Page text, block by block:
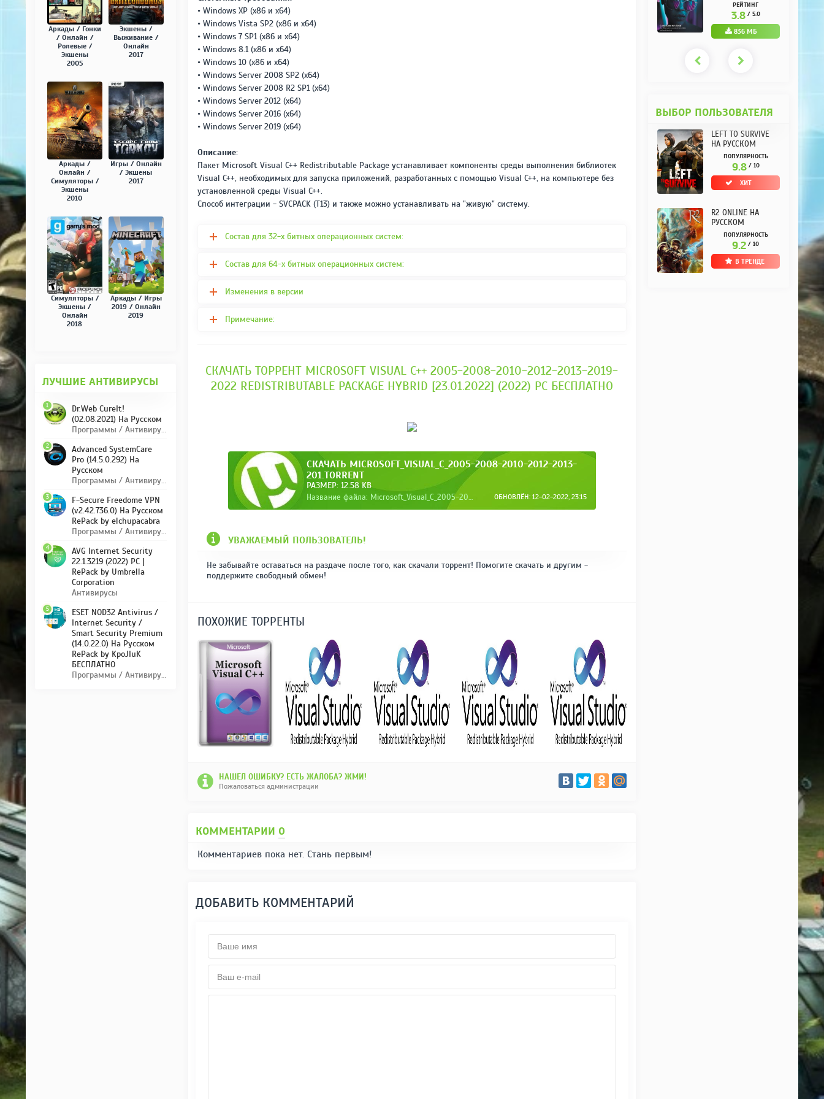
• Windows XP (x86 и x64)
• Windows Vista SP2 (x86 и x64)
• Windows 7 SP1 (x86 и x64)
• Windows 8.1 (x86 и x64)
• Windows 10 (x86 и x64)
• Windows Server 2008 SP2 (x64)
• Windows Server 2008 R2 SP1 (x64)
• Windows Server 2012 (x64)
• Windows Server 2016 (x64)
• Windows Server 2019 (x64)
Описание:
Пакет Microsoft Visual C++ Redistributable Package устанавливает компоненты среды выполнения библиотек
Visual C++, необходимых для запуска приложений, разработанных с помощью Visual C++, на компьютере без
установленной среды Visual C++.
Способ интеграции - SVCPACK (T13) и также можно устанавливать на "живую" систему.
Состав для 32-х битных операционных систем:
Состав для 64-х битных операционных систем:
Изменения в версии
Примечание:
СКАЧАТЬ ТОРРЕНТ MICROSOFT VISUAL C++ 2005-2008-2010-2012-2013-2019-
2022 REDISTRIBUTABLE PACKAGE HYBRID [23.01.2022] (2022) PC БЕСПЛАТНО
СКАЧАТЬ MICROSOFT_VISUAL_C_2005-2008-2010-2012-2013-
201.TORRENT
РАЗМЕР: 12.58 KB
ОБНОВЛЁН: 12-02-2022, 23:15
Название файла: Microsoft_Visual_C_2005-2008-2010-2012-2013-201.torrent
УВАЖАЕМЫЙ ПОЛЬЗОВАТЕЛЬ!
Не забывайте оставаться на раздаче после того, как скачали торрент! Помогите скачать и другим -
поддержите свободный обмен!
ПОХОЖИЕ ТОРРЕНТЫ
НАШЕЛ ОШИБКУ? ЕСТЬ ЖАЛОБА? ЖМИ!
Пожаловаться администрации
КОММЕНТАРИИ 0
Комментариев пока нет. Стань первым!
ДОБАВИТЬ КОММЕНТАРИЙ
Аркады / Гонки
/ Онлайн /
Ролевые /
Экшены
2005
Экшены /
Выживание /
Онлайн
2017
Аркады /
Онлайн /
Симуляторы /
Экшены
2010
Игры / Онлайн
/ Экшены
2017
Симуляторы /
Экшены /
Онлайн
2018
Аркады / Игры
2019 / Онлайн
2019
ЛУЧШИЕ АНТИВИРУСЫ
Dr.Web CureIt!
(02.08.2021) На Русском
Программы / Антивирусы
1
Advanced SystemCare
Pro (14.5.0.292) На
Русском
Программы / Антивирусы
2
F-Secure Freedome VPN
(v2.42.736.0) На Русском
RePack by elchupacabra
Программы / Антивирусы
3
AVG Internet Security
22.1.3219 (2022) PC |
RePack by Umbrella
Corporation
Антивирусы
4
ESET NOD32 Antivirus /
Internet Security /
Smart Security Premium
(14.0.22.0) На Русском
RePack by KpoJIuK
БЕСПЛАТНО
Программы / Антивирусы
5
(10.3.0.10) НА
РУССКОМ REPACK
ОТ KPOJIUK
РЕЙТИНГ
3.8 / 5.0
836 МБ
ВЫБОР ПОЛЬЗОВАТЕЛЯ
LEFT TO SURVIVE
НА РУССКОМ
ПОПУЛЯРНОСТЬ
9.8 / 10
ХИТ
R2 ONLINE НА
РУССКОМ
ПОПУЛЯРНОСТЬ
9.2 / 10
В ТРЕНДЕ